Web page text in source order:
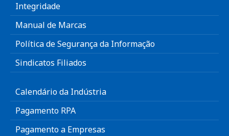
Integridade
Manual de Marcas
Política de Segurança da Informação
Sindicatos Filiados
Calendário da Indústria
Pagamento RPA
Pagamento a Empresas